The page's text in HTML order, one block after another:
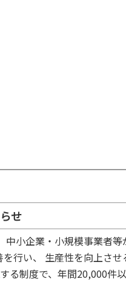
せ
小企業・小規模事業者
行い、 生産性を向上させ
る制度で、年間20,000件